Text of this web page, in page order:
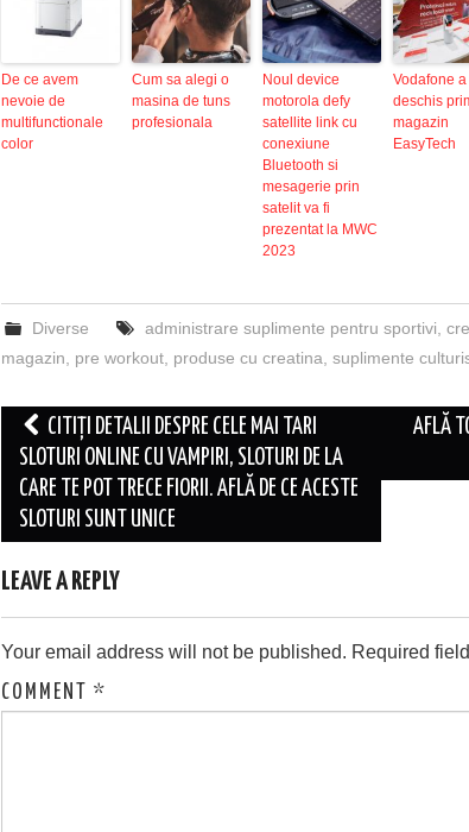
De ce avem
nevoie de
multifunctionale
color
Cum sa alegi o
masina de tuns
profesionala
Noul device
motorola defy
satellite link cu
conexiune
Bluetooth si
mesagerie prin
satelit va fi
prezentat la MWC
2023
Vodafone a
deschis
magazin
EasyTech
Diverse administrare suplimente pentru sportivi
magazin
pre workout produse cu creatina suplimente
Post
navigation
CITIȚI DETALII DESPRE CELE MAI TARI
SLOTURI ONLINE CU VAMPIRI, SLOTURI DE LA
CARE TE POT TRECE FIORII. AFLĂ DE CE ACESTE
SLOTURI SUNT UNICE
AFLĂ
LEAVE A REPLY
Your email address will not be published. Required
COMMENT *